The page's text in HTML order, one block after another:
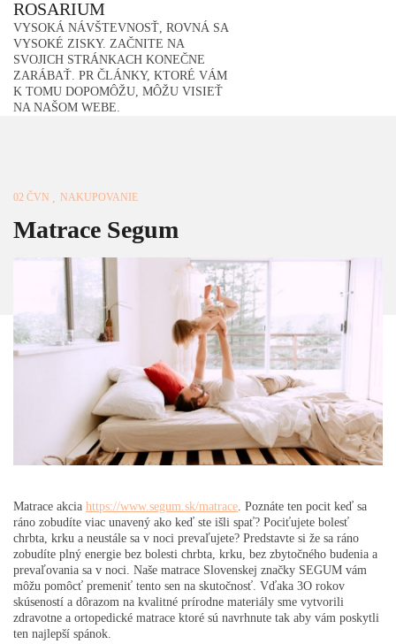
Skip
content
ROSARIUM
VYSOKÁ NÁVŠTEVNOSŤ, ROVNÁ SA
VYSOKÉ ZISKY. ZAČNITE NA
SVOJICH STRÁNKACH KONEČNE
ZARÁBAŤ. PR ČLÁNKY, KTORÉ VÁM
K TOMU DOPOMÔŽU, MÔŽU VISIEŤ
NA NAŠOM WEBE.
02 ČVN NAKUPOVANIE
Matrace Segum
Matrace akcia https://www.segum.sk/matrace. Poznáte ten pocit keď sa
ráno zobudíte viac unavený ako keď ste išli spať? Pociťujete bolesť
chrbta, krku a neustále sa v noci prevaľujete? Predstavte si že sa ráno
zobudíte plný energie bez bolesti chrbta, krku, bez zbytočného budenia a
prevaľovania sa v noci. Naše matrace Slovenskej značky SEGUM vám
môžu pomôcť premeniť tento sen na skutočnosť. Vďaka 3O rokov
skúseností a dôrazom na kvalitné prírodne materiály sme vytvorili
zdravotne a ortopedické matrace ktoré sú navrhnute tak aby vám poskytli
ten najlepší spánok.